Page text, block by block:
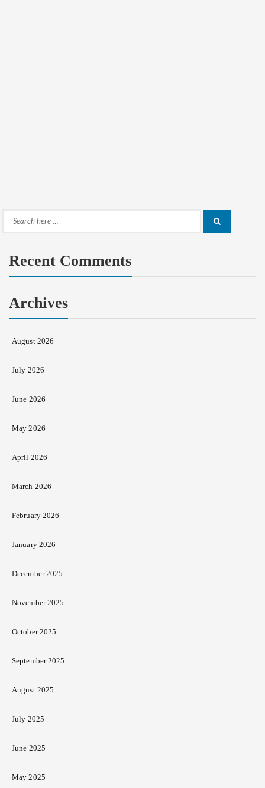
Search
Recent Comments
Archives
August 2026
July 2026
June 2026
May 2026
April 2026
March 2026
February 2026
January 2026
December 2025
November 2025
October 2025
September 2025
August 2025
July 2025
June 2025
May 2025